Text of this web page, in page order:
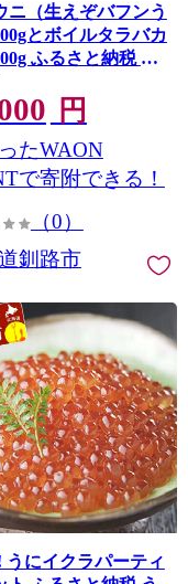
ニ（生えぞバフンう
とボイルタラバカ
ふるさと納税 う
円
たWAON
で寄附できる！
（0）
釧路市
うにイクラパーティ